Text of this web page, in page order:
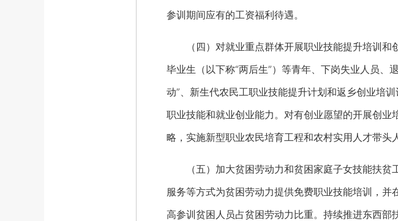
参训期间应有的工资福利待遇。
（四）对就业重点群体开展职业技能提升培训和
毕业生（以下称“两后生”）等青年、下岗失业人员、
动”、新生代农民工职业技能提升计划和返乡创业培
职业技能和就业创业能力。对有创业愿望的开展创
略，实施新型职业农民培育工程和农村实用人才带头
（五）加大贫困劳动力和贫困家庭子女技能扶贫
服务等方式为贫困劳动力提供免费职业技能培训，
高参训贫困人员占贫困劳动力比重。持续推进东西